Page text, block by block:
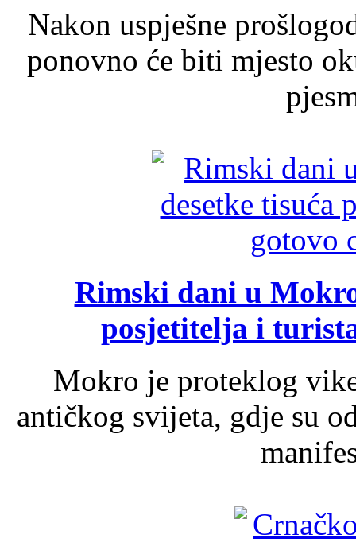
Nakon uspješne
ponovno će biti mjesto
Rimski dani u
posjetitelja i
Mokro je proteklog
antičkog svijeta, gdje su